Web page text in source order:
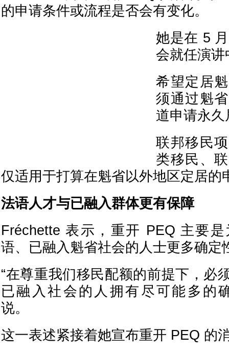
的申请条件或流程是否会有变化。
她是在 5
会就任演
希望定居
须通过魁
道申请永久
联邦移民
类移民、
仅适用于打算在魁省以外地区定居的
法语人才与已融入群体更有保障
Fréchette 表示，重开 PEQ 主要
语、已融入魁省社会的人士更多确定
“在尊重我们移民配额的前提下，必
已融入社会的人拥有尽可能多的
说。
这一表述紧接着她宣布重开 PEQ 的